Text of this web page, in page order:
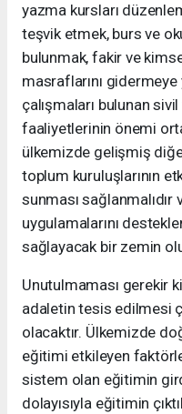
yazma kursları
teşvik etmek, burs ve
bulunmak, fakir ve
masraflarını
çalışmaları bulunan
faaliyetlerinin önemi
ülkemizde gelişmiş
toplum kuruluşlarının
sunması
uygulamalarını
sağlayacak bir zemin
Unutulmaması gerekir
adaletin tesis edilmesi
olacaktır. Ülkemizde
eğitimi etkileyen
sistem olan eğitimin
dolayısıyla eğitimin